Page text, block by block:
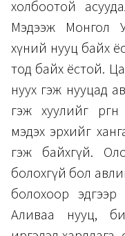
холбоотой
Мэдээж Монгол
хүний нууц байх
тод байх ёстой.
нуух гэж нууцад
гэж хуулийг
мэдэх эрхийг
гэж байхгүй.
болохгүй бол
болохоор эдгээр
Аливаа нууц,